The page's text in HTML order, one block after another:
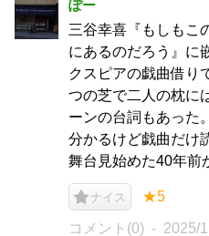
ぽー
三谷幸喜『もしもこ
にあるのだろう』に
クスピアの戯曲借り
つの芝で二人の枕に
ーンの台詞もあった
分かるけど戯曲だけ
舞台見始めた40年前
ナイス ★5
コメント(0) 2025/